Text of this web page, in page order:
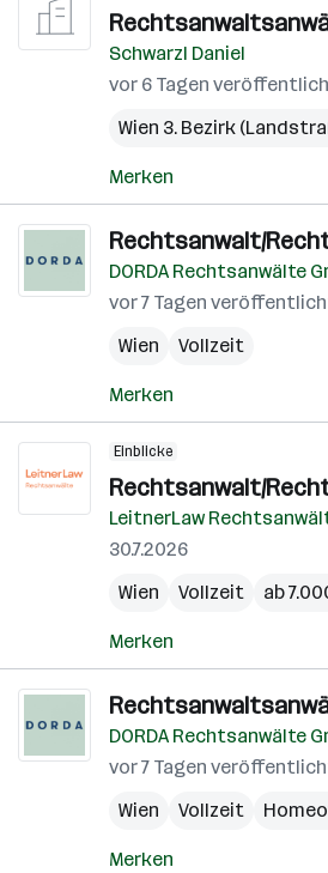
Schwarzl Daniel
vor 6 Tagen
Wien 3. Bezirk
Merken
Rechtsanwalt/
DORDA Rechtsanwälte
vor 7 Tagen
Wien
Vollzeit
Merken
Einblicke
Rechtsanwalt/
LeitnerLaw
30.7.2026
Wien
Vollzeit ab
Merken
DORDA Rechtsanwälte
vor 7 Tagen
Wien
Vollzeit
Merken